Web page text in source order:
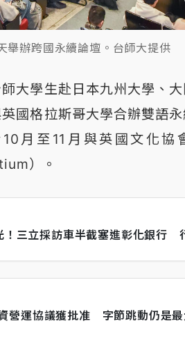
舉辦跨國永續論壇。台師大提供
大學生赴日本九州大學、
國格拉斯哥大學合辦雙語
月至11月與英國文化協
）。
！三立採訪車半截塞進彰化銀行
營運協議獲批准 字節跳動仍是最